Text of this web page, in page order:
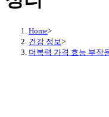
the
Home>
건강 정보>
더복력 가격 효능 부작